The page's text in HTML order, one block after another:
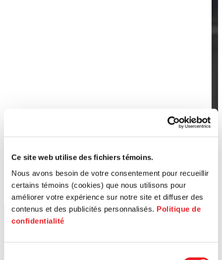
Ce site web utilise des fichiers témoins.
Nous avons besoin de votre consentement pour recueillir
certains témoins (cookies) que nous utilisons pour
améliorer votre expérience sur notre site et diffuser des
contenus et des publicités personnalisés. Politique de
confidentialité